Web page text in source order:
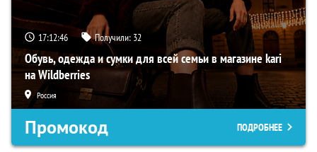
17:12:45 Получили: 32
Обувь, одежда и сумки для всей семьи в магазине kari
на Wildberries
Россия
Промокод ПОДРОБНЕЕ